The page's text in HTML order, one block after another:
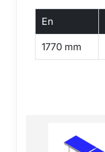
En
1770 mm